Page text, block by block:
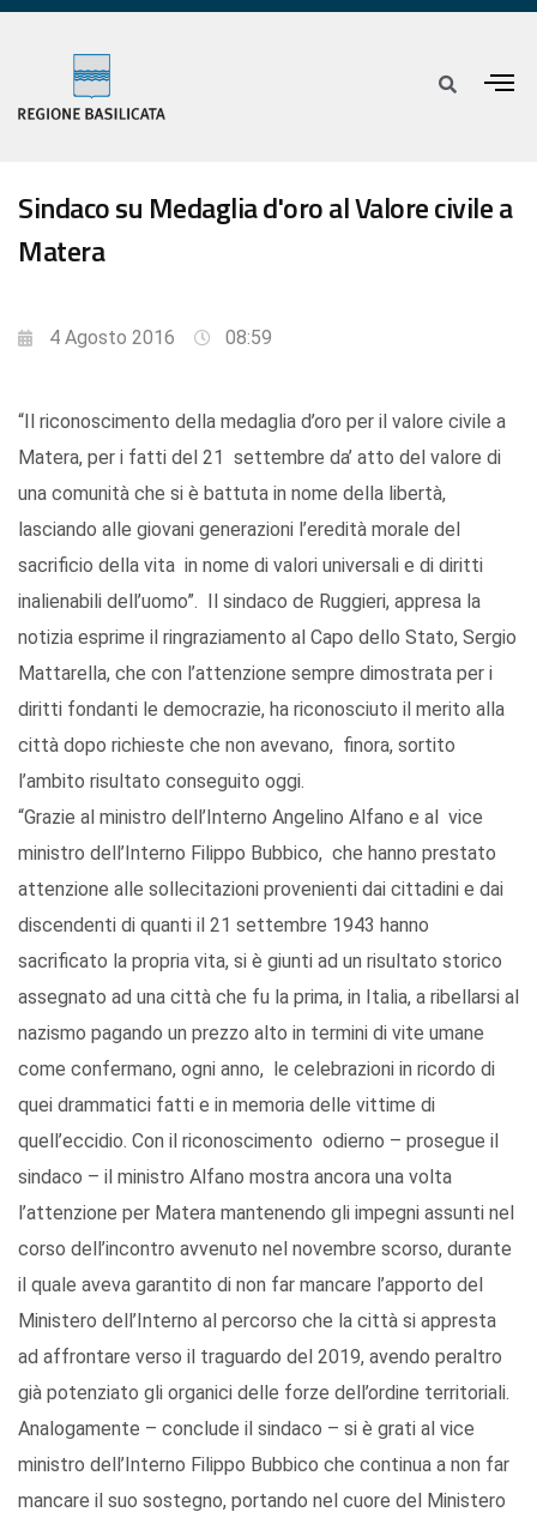
Sindaco su Medaglia d'oro al Valore civile a
Matera
4 Agosto 2016 08:59
“Il riconoscimento della medaglia d’oro per il valore civile a
Matera, per i fatti del 21 settembre da’ atto del valore di
una comunità che si è battuta in nome della libertà,
lasciando alle giovani generazioni l’eredità morale del
sacrificio della vita in nome di valori universali e di diritti
inalienabili dell’uomo”. Il sindaco de Ruggieri, appresa la
notizia esprime il ringraziamento al Capo dello Stato, Sergio
Mattarella, che con l’attenzione sempre dimostrata per i
diritti fondanti le democrazie, ha riconosciuto il merito alla
città dopo richieste che non avevano, finora, sortito
l’ambito risultato conseguito oggi.
“Grazie al ministro dell’Interno Angelino Alfano e al vice
ministro dell’Interno Filippo Bubbico, che hanno prestato
attenzione alle sollecitazioni provenienti dai cittadini e dai
discendenti di quanti il 21 settembre 1943 hanno
sacrificato la propria vita, si è giunti ad un risultato storico
assegnato ad una città che fu la prima, in Italia, a ribellarsi al
nazismo pagando un prezzo alto in termini di vite umane
come confermano, ogni anno, le celebrazioni in ricordo di
quei drammatici fatti e in memoria delle vittime di
quell’eccidio. Con il riconoscimento odierno – prosegue il
sindaco – il ministro Alfano mostra ancora una volta
l’attenzione per Matera mantenendo gli impegni assunti nel
corso dell’incontro avvenuto nel novembre scorso, durante
il quale aveva garantito di non far mancare l’apporto del
Ministero dell’Interno al percorso che la città si appresta
ad affrontare verso il traguardo del 2019, avendo peraltro
già potenziato gli organici delle forze dell’ordine territoriali.
Analogamente – conclude il sindaco – si è grati al vice
ministro dell’Interno Filippo Bubbico che continua a non far
mancare il suo sostegno, portando nel cuore del Ministero